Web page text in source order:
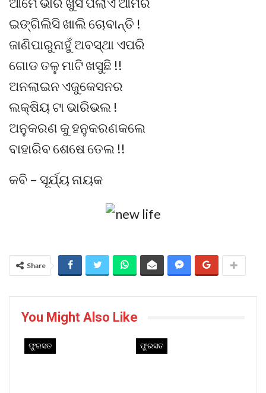
ଇଙ୍ଗିଲିସି ଖାଲି ଚୋବାନ୍ତି !
ଜାଣିପାରୁନାହୁଁ ଅବସ୍ଥା ଏପରି
ଗୋଡ ତଳୁ ମାଟି ଖସୁଛି !!
ଅନଲାଇନ ଏଜୁକେସନର
ଲକ୍ଷିୟ ଟା ଭାରିଭଲ !
ଅନୁକରଣ କୁ ହନୁକରଣକଲେ
ବାହାରିବ ଶେଷେ ତେଲ !!
କବି – ସୂର୍ଯ୍ୟ ନାୟକ
Share
You Might Also Like
ଫୁରସତ ଫୁରସତ